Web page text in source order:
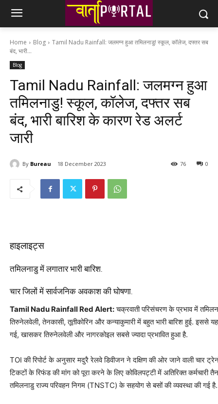
Home Blog
Tamil Nadu Rainfall: जलमग्न हुआ तमिलनाडु! स्कूल, कॉलेज, दफ्तर सब
बंद, भारी...
Blog
Tamil Nadu Rainfall: जलमग्न हुआ
तमिलनाडु! स्कूल, कॉलेज, दफ्तर सब
बंद, भारी बारिश के कारण रेड अलर्ट
जारी
By Bureau 18 December 2023 0
76
हाइलाइट्स
तमिलनाडु में लगातार भारी बारिश.
चार जिलों में सार्वजनिक अवकाश की घोषणा.
Tamil Nadu Rainfall Red Alert:चक्रवाती परिसंचरण के प्रभाव में
तिरुनेलवेली, तेनकासी, तूतीकोरिन और कन्याकुमारी में बहुत भारी बारिश हुई.
गई, खासकर तिरुनेलवेली और नागरकोइल सबसे ज्यादा प्रभावित हुआ है.
TOI की रिपोर्ट के अनुसार मदुरै रेलवे डिवीजन ने दक्षिण की ओर जाने वाली चार
टिकटों के रिफंड की मांग को पूरा करने के लिए कोविलपट्टी में अतिरिक्त कर्मचारी
तमिलनाडु राज्य परिवहन निगम (TNSTC) के सहयोग से बसों की व्यवस्था की गई है.